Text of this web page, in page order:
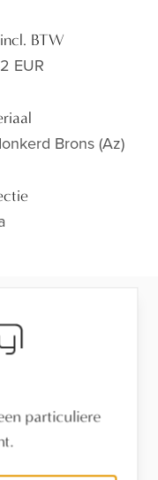
BTW
EUR
Brons (az)
je adviseren of
particuliere